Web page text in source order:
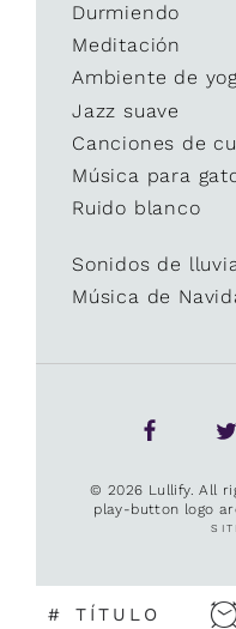
Durmiendo
Meditación
Ambiente de
Jazz suave
Canciones de
Música para
Ruido blanco
Sonidos de
Música de
© 2026 Lullify. All
play-button logo
# TÍTULO